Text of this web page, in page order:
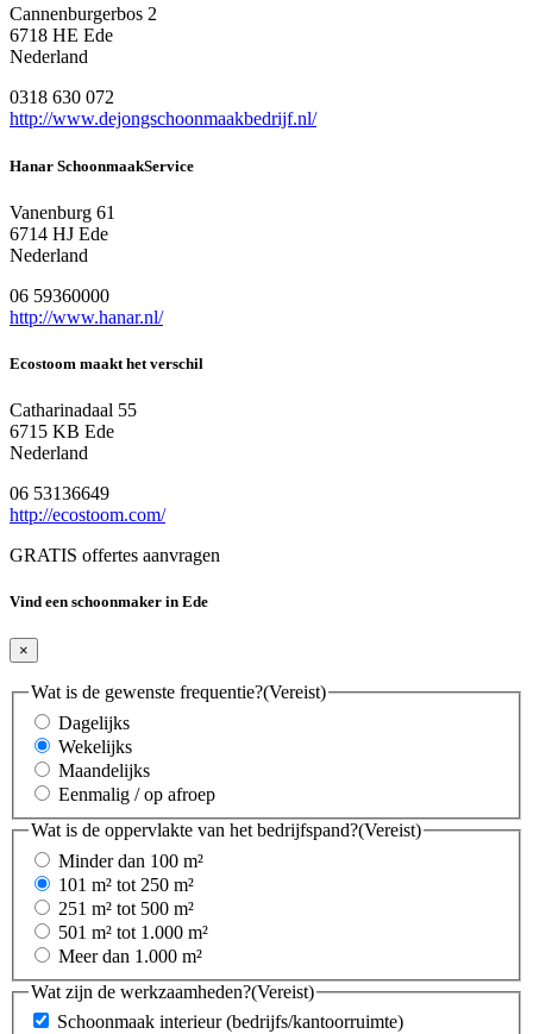
Cannenburgerbos 2
6718 HE Ede
Nederland
0318 630 072
http://www.dejongschoonmaakbedrijf.nl/
Hanar SchoonmaakService
Vanenburg 61
6714 HJ Ede
Nederland
06 59360000
http://www.hanar.nl/
Ecostoom maakt het verschil
Catharinadaal 55
6715 KB Ede
Nederland
06 53136649
http://ecostoom.com/
GRATIS offertes aanvragen
Vind een schoonmaker in Ede
×
Wat is de gewenste frequentie?(Vereist)
Dagelijks
Wekelijks
Maandelijks
Eenmalig / op afroep
Wat is de oppervlakte van het bedrijfspand?(Vereist)
Minder dan 100 m²
101 m² tot 250 m²
251 m² tot 500 m²
501 m² tot 1.000 m²
Meer dan 1.000 m²
Wat zijn de werkzaamheden?(Vereist)
Schoonmaak interieur (bedrijfs/kantoorruimte)